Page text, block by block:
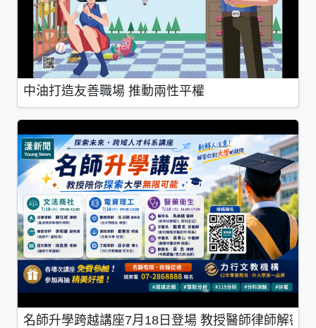
中油打造友善職場 推動兩性平權
名師升學跨越講座7月18日登場 教授醫師律師解密